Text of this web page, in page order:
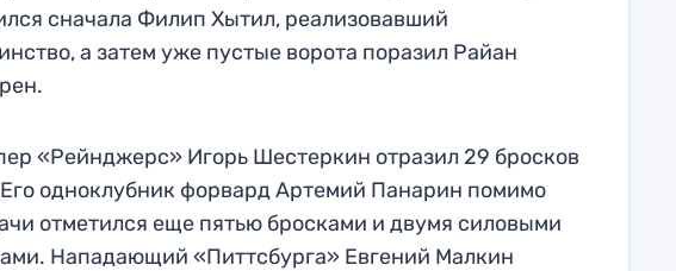
сначала Филип Хытил, реализовавший
а затем уже пустые ворота поразил Райан
«Рейнджерс» Игорь Шестеркин отразил 29 бросков
одноклубник форвард Артемий Панарин помимо
отметился еще пятью бросками и двумя силовыми
Нападающий «Питтсбурга» Евгений Малкин